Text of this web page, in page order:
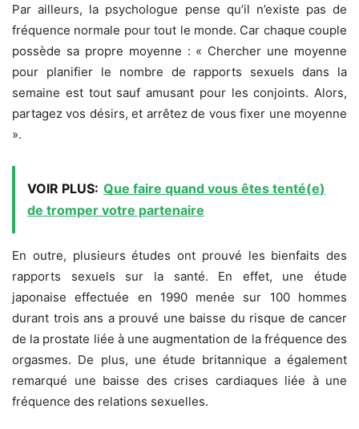
Par ailleurs, la psychologue pense qu’il n’existe pas de
fréquence normale pour tout le monde. Car chaque couple
possède sa propre moyenne : « Chercher une moyenne
pour planifier le nombre de rapports sexuels dans la
semaine est tout sauf amusant pour les conjoints. Alors,
partagez vos désirs, et arrêtez de vous fixer une moyenne
».
VOIR PLUS: Que faire quand vous êtes tenté(e)
de tromper votre partenaire
En outre, plusieurs études ont prouvé les bienfaits des
rapports sexuels sur la santé. En effet, une étude
japonaise effectuée en 1990 menée sur 100 hommes
durant trois ans a prouvé une baisse du risque de cancer
de la prostate liée à une augmentation de la fréquence des
orgasmes. De plus, une étude britannique a également
remarqué une baisse des crises cardiaques liée à une
fréquence des relations sexuelles.